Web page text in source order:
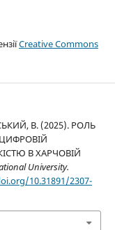
Creative Commons
В. (2025). РОЛЬ
В ХАРЧОВІЙ
University.
10.31891/2307-